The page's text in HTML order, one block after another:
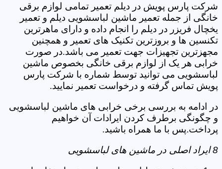
شرکت پارس پویش در دیلم تعمیر تمامی لوازم برقی
خانگی از جمله تعمیر ماشین لباسشویی دیلم و تعمیر
یخچال فریزر در دیلم را انجام داده و دارای ماهرترین
تکنسین ها و بروزترین تکنیک های تعمیر و همچنین
مجهزترین تجهیزات جهت تعمیر می باشد.در صورت
خرابی هر یک از لوازم برقی خانگی بخصوص ماشین
لباسشویی می توانید توسط شماره با شرکت پارس
پویش تماس گرفته و درخواست تعمیر نمایید.
در ادامه به بررسی برخی خرابی های ماشین لباسشویی
و چگونگی برطرف کردن ایرادات آن خواهیم
پرداخت.پس با ما همراه باشید.
8 ایراد اصلی در ماشین های لباسشویی